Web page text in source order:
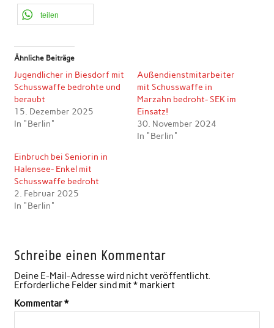
teilen
Ähnliche Beiträge
Jugendlicher in Biesdorf mit
Schusswaffe bedrohte und
beraubt
15. Dezember 2025
In "Berlin"
Außendienstmitarbeiter
mit Schusswaffe in
Marzahn bedroht- SEK im
Einsatz!
30. November 2024
In "Berlin"
Einbruch bei Seniorin in
Halensee- Enkel mit
Schusswaffe bedroht
2. Februar 2025
In "Berlin"
Schreibe einen Kommentar
Deine E-Mail-Adresse wird nicht veröffentlicht.
Erforderliche Felder sind mit*markiert
Kommentar*